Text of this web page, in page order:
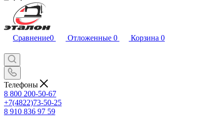
Сравнение0 Отложенные 0 Корзина 0
Телефоны
8 800 200-50-67
+7(4822)73-50-25
8 910 836 97 59